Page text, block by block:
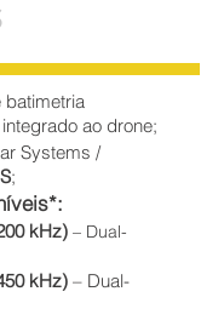
batimetria
ao drone;
Systems /
;
kHz) – Dual-
kHz) – Dual-